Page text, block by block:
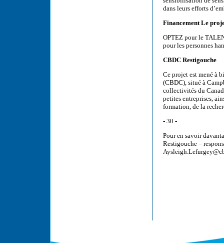
dans leurs efforts
Financement Le
OPTEZ pour le
pour les personnes
CBDC Restigouche
Ce projet est mené à
(CBDC), situé à
collectivités du
petites entreprises,
formation, de la
- 30 -
Pour en savoir
Restigouche –